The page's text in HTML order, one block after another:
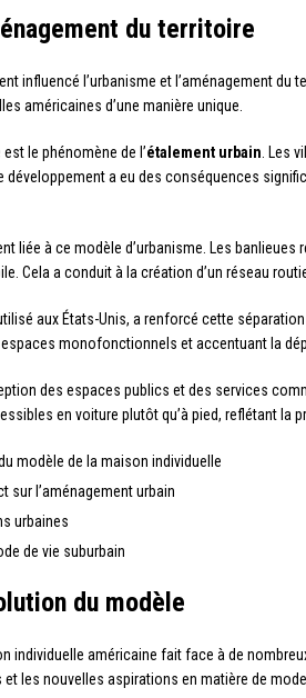
du territoire
influencé l’urbanisme et l’aménagement
américaines d’une manière unique.
le phénomène de l’étalement urbain . Les
a eu des conséquences
liée à ce modèle d’urbanisme. Les
Cela a conduit à la création d’un réseau
aux États-Unis, a renforcé cette
monofonctionnels et accentuant la
des espaces publics et des services
en voiture plutôt qu’à pied, reflétant la
modèle de la maison individuelle
sur l’aménagement urbain
urbaines
de vie suburbain
du modèle
individuelle américaine fait face à de
les nouvelles aspirations en matière de